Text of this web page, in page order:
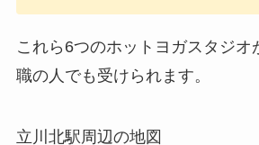
これら6つのホットヨガスタジオ
職の人でも受けられます。
立川北駅周辺の地図